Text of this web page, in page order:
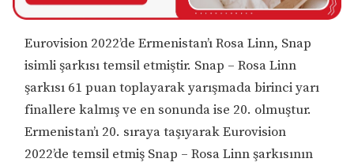
Eurovision 2022’de Ermenistan’ı Rosa Linn, Snap
isimli şarkısı temsil etmiştir. Snap – Rosa Linn
şarkısı 61 puan toplayarak yarışmada birinci yarı
finallere kalmış ve en sonunda ise 20. olmuştur.
Ermenistan’ı 20. sıraya taşıyarak Eurovision
2022’de temsil etmiş Snap – Rosa Linn şarkısının